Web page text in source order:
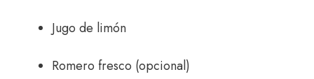
Jugo de limón
Romero fresco (opcional)